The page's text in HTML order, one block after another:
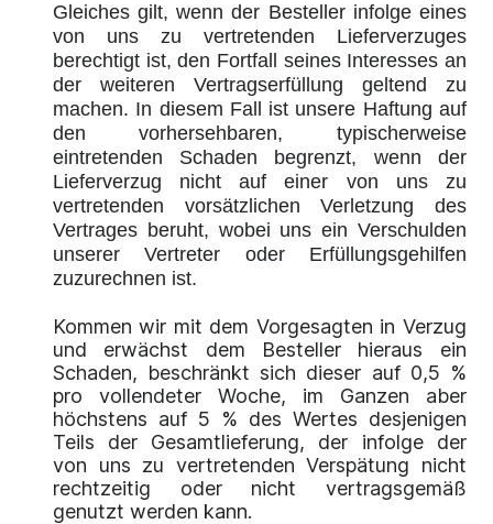
Gleiches gilt, wenn der Besteller infolge eines
von uns zu vertretenden Lieferverzuges
berechtigt ist, den Fortfall seines Interesses an
der weiteren Vertragserfüllung geltend zu
machen. In diesem Fall ist unsere Haftung auf
den vorhersehbaren, typischerweise
eintretenden Schaden begrenzt, wenn der
Lieferverzug nicht auf einer von uns zu
vertretenden vorsätzlichen Verletzung des
Vertrages beruht, wobei uns ein Verschulden
unserer Vertreter oder Erfüllungsgehilfen
zuzurechnen ist.
Kommen wir mit dem Vorgesagten in Verzug
und erwächst dem Besteller hieraus ein
Schaden, beschränkt sich dieser auf 0,5 %
pro vollendeter Woche, im Ganzen aber
höchstens auf 5 % des Wertes desjenigen
Teils der Gesamtlieferung, der infolge der
von uns zu vertretenden Verspätung nicht
rechtzeitig oder nicht vertragsgemäß
genutzt werden kann.